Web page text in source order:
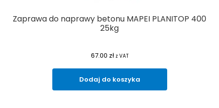
Zaprawa do naprawy betonu MAPEI PLANITOP 400
25kg
67.00 zł z VAT
Dodaj do koszyka